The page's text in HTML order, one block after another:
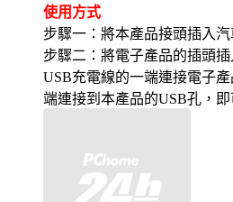
使用方式
步驟一：將本產品接頭插入汽
步驟二：將電子產品的插頭
USB充電線的一端連接電子
端連接到本產品的USB孔，即